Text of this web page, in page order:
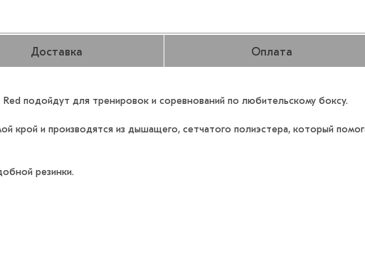
Доставка Оплата
Red подойдут для тренировок и соревнований по любительскому боксу.
крой и производятся из дышащего, сетчатого полиэстера, который
резинки.